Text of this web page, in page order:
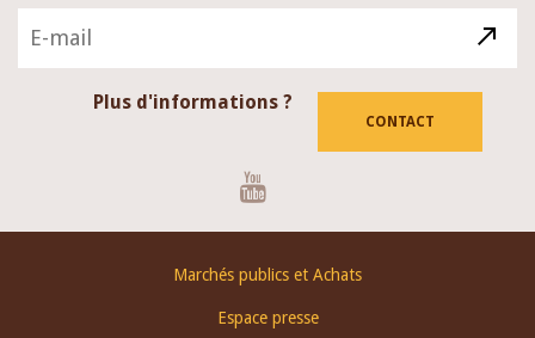
Plus d'informations ?
CONTACT
Marchés publics et Achats
Espace presse